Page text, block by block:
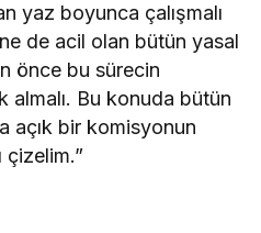
yaz boyunca çalışmalı
de acil olan bütün yasal
önce bu sürecin
almalı. Bu konuda bütün
açık bir komisyonun
çizelim.”